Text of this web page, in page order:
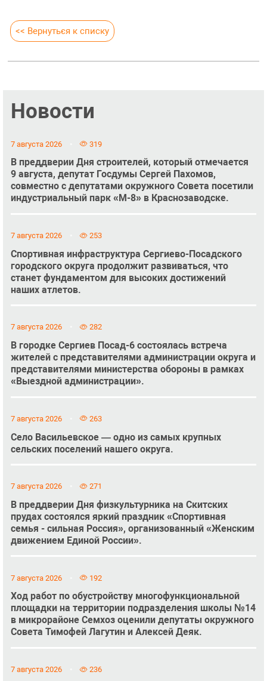
<< Вернуться к списку
Новости
7 августа 2026 319
В преддверии Дня строителей, который отмечается
9 августа, депутат Госдумы Сергей Пахомов,
совместно с депутатами окружного Совета посетили
индустриальный парк «М-8» в Краснозаводске.
7 августа 2026 253
Спортивная инфраструктура Сергиево-Посадского
городского округа продолжит развиваться, что
станет фундаментом для высоких достижений
наших атлетов.
7 августа 2026 282
В городке Сергиев Посад-6 состоялась встреча
жителей с представителями администрации округа и
представителями министерства обороны в рамках
«Выездной администрации».
7 августа 2026 263
Село Васильевское — одно из самых крупных
сельских поселений нашего округа.
7 августа 2026 271
В преддверии Дня физкультурника на Скитских
прудах состоялся яркий праздник «Спортивная
семья - сильная Россия», организованный «Женским
движением Единой России».
7 августа 2026 192
Ход работ по обустройству многофункциональной
площадки на территории подразделения школы №14
в микрорайоне Семхоз оценили депутаты окружного
Совета Тимофей Лагутин и Алексей Деяк.
7 августа 2026 236